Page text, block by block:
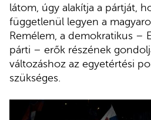
látom, úgy alakítja a pártját,
függetlenül legyen a
Remélem, a demokratikus –
párti – erők részének
változáshoz az egyetértési
szükséges.